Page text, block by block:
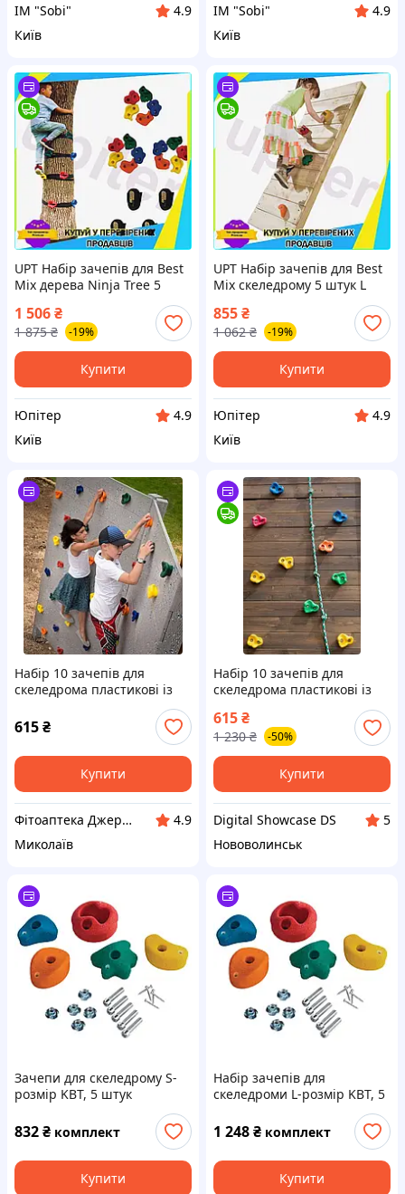
ІМ "Sobi"
4.9
Київ
ІМ "Sobi"
4.9
Київ
UPT Набір зачепів для Best
Mix дерева Ninja Tree 5
ременів та 15 каменів для
дітей для лазіння на вулиц
UPT66-B
1 506₴
1 875 ₴ -19%
Купити
Юпітер
4.9
Київ
UPT Набір зачепів для Best
Mix скеледрому 5 штук L
новачків для гри на вулиці
та в UPT66-B
855₴
1 062 ₴ -19%
Купити
Юпітер
4.9
Київ
Набір 10 зачепів для
скеледрома пластикові із
кріпленням TRIZAND 18533
615₴
Купити
Фітоаптека Джерело здоров'я
4.9
Миколаїв
Набір 10 зачепів для
скеледрома пластикові із
615₴
1 230 ₴ -50%
Купити
Digital Showcase DS
5
Нововолинськ
Зачепи для скеледрому S-
розмір KBT, 5 штук
832₴ комплект
Купити
Набір зачепів для
скеледроми L-розмір KBT, 5
1 248₴ комплект
Купити